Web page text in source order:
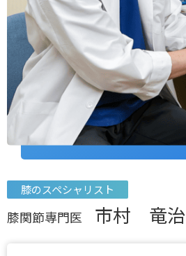
膝のスペシャリスト
膝関節専門医 市村 竜治